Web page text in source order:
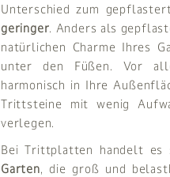
Unterschied zum
geringer. Anders als
natürlichen Charme Ihres
unter den Füßen. Vor
harmonisch in Ihre
Trittsteine mit wenig
verlegen.
Bei Trittplatten handelt es
Garten, die groß und